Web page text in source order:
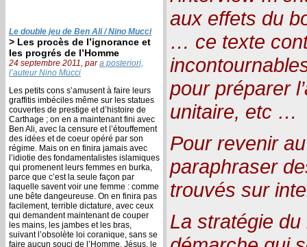
Le double jeu de Ben Ali / Nino Mucci
> Les procès de l’ignorance et
les progrés de l’Homme
24 septembre 2011, para posteriori,
l’auteur Nino Mucci
Les petits cons s’amusent à faire leurs
graffitis imbéciles même sur les statues
couvertes de prestige et d’histoire de
Carthage ; on en a maintenant fini avec
Ben Ali, avec la censure et l’étouffement
des idées et de coeur opéré par son
régime. Mais on en finira jamais avec
l’idiotie des fondamentalistes islamiques
qui promenent leurs femmes en burka,
parce que c’est la seule façon par
laquelle savent voir une femme : comme
une bête dangeureuse. On en finira pas
facilement, terrible dictature, avec ceux
qui demandent maintenant de couper
les mains, les jambes et les bras,
suivant l’obsolète loi coranique, sans se
faire aucun souci de l’Homme. Jésus, le
aux effets du
… ce texte
pour préparer
unitaire, etc …
Pour revenir
paraphraser
trouvés sur
La stratégie